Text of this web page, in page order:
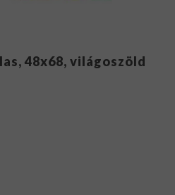
48x68, világoszöld